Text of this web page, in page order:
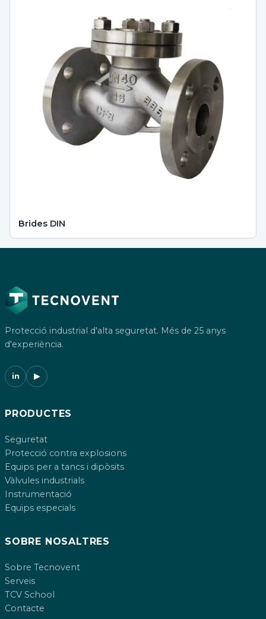
Brides DIN
Protecció industrial d'alta seguretat. Més de 25 anys
d'experiència.
in ▶
PRODUCTES
Seguretat
Protecció contra explosions
Equips per a tancs i dipòsits
Vàlvules industrials
Instrumentació
Equips especials
SOBRE NOSALTRES
Sobre Tecnovent
Serveis
TCV School
Contacte